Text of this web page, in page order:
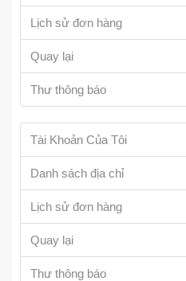
Lịch sử đơn hàng
Quay lại
Thư thông báo
Tài Khoản Của Tôi
Danh sách địa chỉ
Lịch sử đơn hàng
Quay lại
Thư thông báo